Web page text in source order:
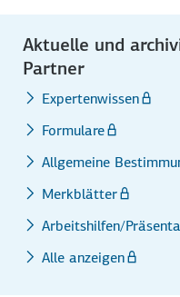
Aktuelle und
Partner
Expertenwissen
Formulare
Allgemeine
Merkblätter
Arbeitshilfen/
Alle anzeigen